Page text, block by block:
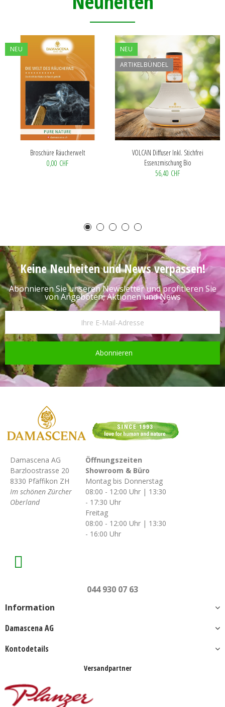
NEU
Broschüre Räucherwelt
0,00 CHF
NEU
ARTIKELBÜNDEL
VOLCAN Diffuser Inkl. Stichfrei
Essenzmischung Bio
56,40 CHF
Keine Neuheiten und News verpassen!
Abonnieren Sie unseren Newsletter und profitieren Sie
von Angeboten, Aktionen und News
Abonnieren
Damascena AG
Barzloostrasse 20
8330 Pfäffikon ZH
Im schönen Zürcher
Oberland
Öffnungszeiten
Showroom & Büro
Montag bis Donnerstag
08:00 - 12:00 Uhr | 13:30
- 17:30 Uhr
Freitag
08:00 - 12:00 Uhr | 13:30
- 16:00 Uhr
044 930 07 63
Information
Damascena AG
Kontodetails
Versandpartner